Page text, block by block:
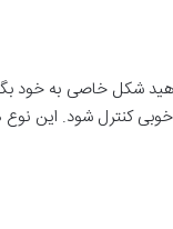
شکل خاصی به خود